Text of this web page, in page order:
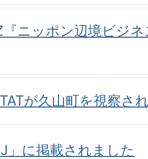
ニッポン辺境ビジ
が久山町を視察さ
」に掲載されました